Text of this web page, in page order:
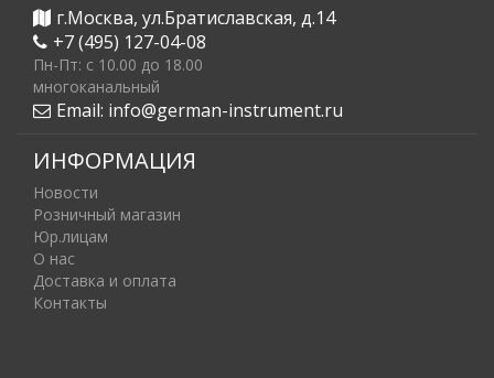
г.Москва, ул.Братиславская, д.14
+7 (495) 127-04-08
Пн-Пт: c 10.00 до 18.00
многоканальный
Email: info@german-instrument.ru
ИНФОРМАЦИЯ
Новости
Розничный магазин
Юр.лицам
О нас
Доставка и оплата
Контакты